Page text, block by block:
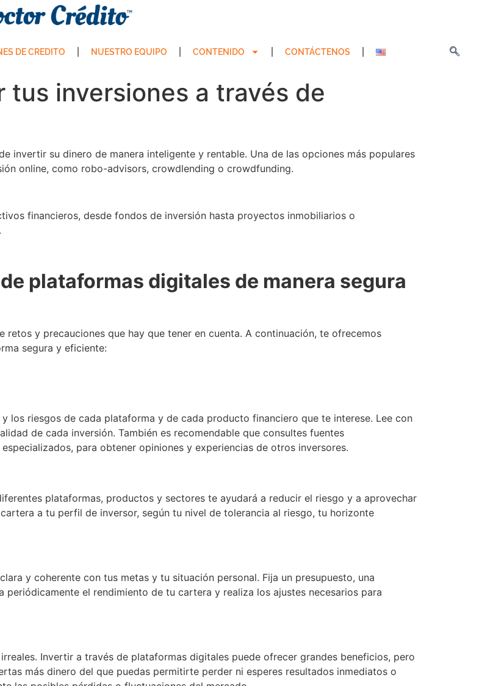
DE CREDITO NUESTRO EQUIPO CONTENIDO CONTÁCTENOS
tus inversiones a través de
invertir su dinero de manera inteligente y rentable. Una de las opciones más populares
online, como robo-advisors, crowdlending o crowdfunding.
financieros, desde fondos de inversión hasta proyectos inmobiliarios o
plataformas digitales de manera segura
y precauciones que hay que tener en cuenta. A continuación, te ofrecemos
segura y eficiente:
los riesgos de cada plataforma y de cada producto financiero que te interese. Lee con
de cada inversión. También es recomendable que consultes fuentes
para obtener opiniones y experiencias de otros inversores.
plataformas, productos y sectores te ayudará a reducir el riesgo y a aprovechar
a tu perfil de inversor, según tu nivel de tolerancia al riesgo, tu horizonte
y coherente con tus metas y tu situación personal. Fija un presupuesto, una
periódicamente el rendimiento de tu cartera y realiza los ajustes necesarios para
Invertir a través de plataformas digitales puede ofrecer grandes beneficios, pero
más dinero del que puedas permitirte perder ni esperes resultados inmediatos o